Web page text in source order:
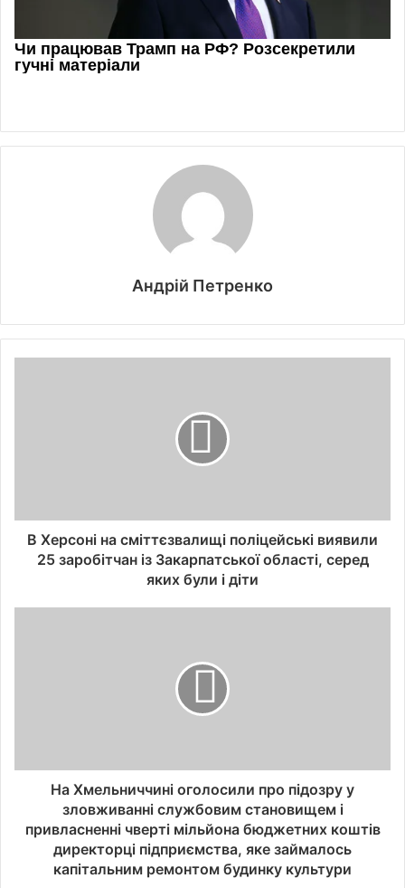
Андрій Петренко
В Херсоні на сміттєзвалищі поліцейські виявили
25 заробітчан із Закарпатської області, серед
яких були і діти
На Хмельниччині оголосили про підозру у
зловживанні службовим становищем і
привласненні чверті мільйона бюджетних коштів
директорці підприємства, яке займалось
капітальним ремонтом будинку культури